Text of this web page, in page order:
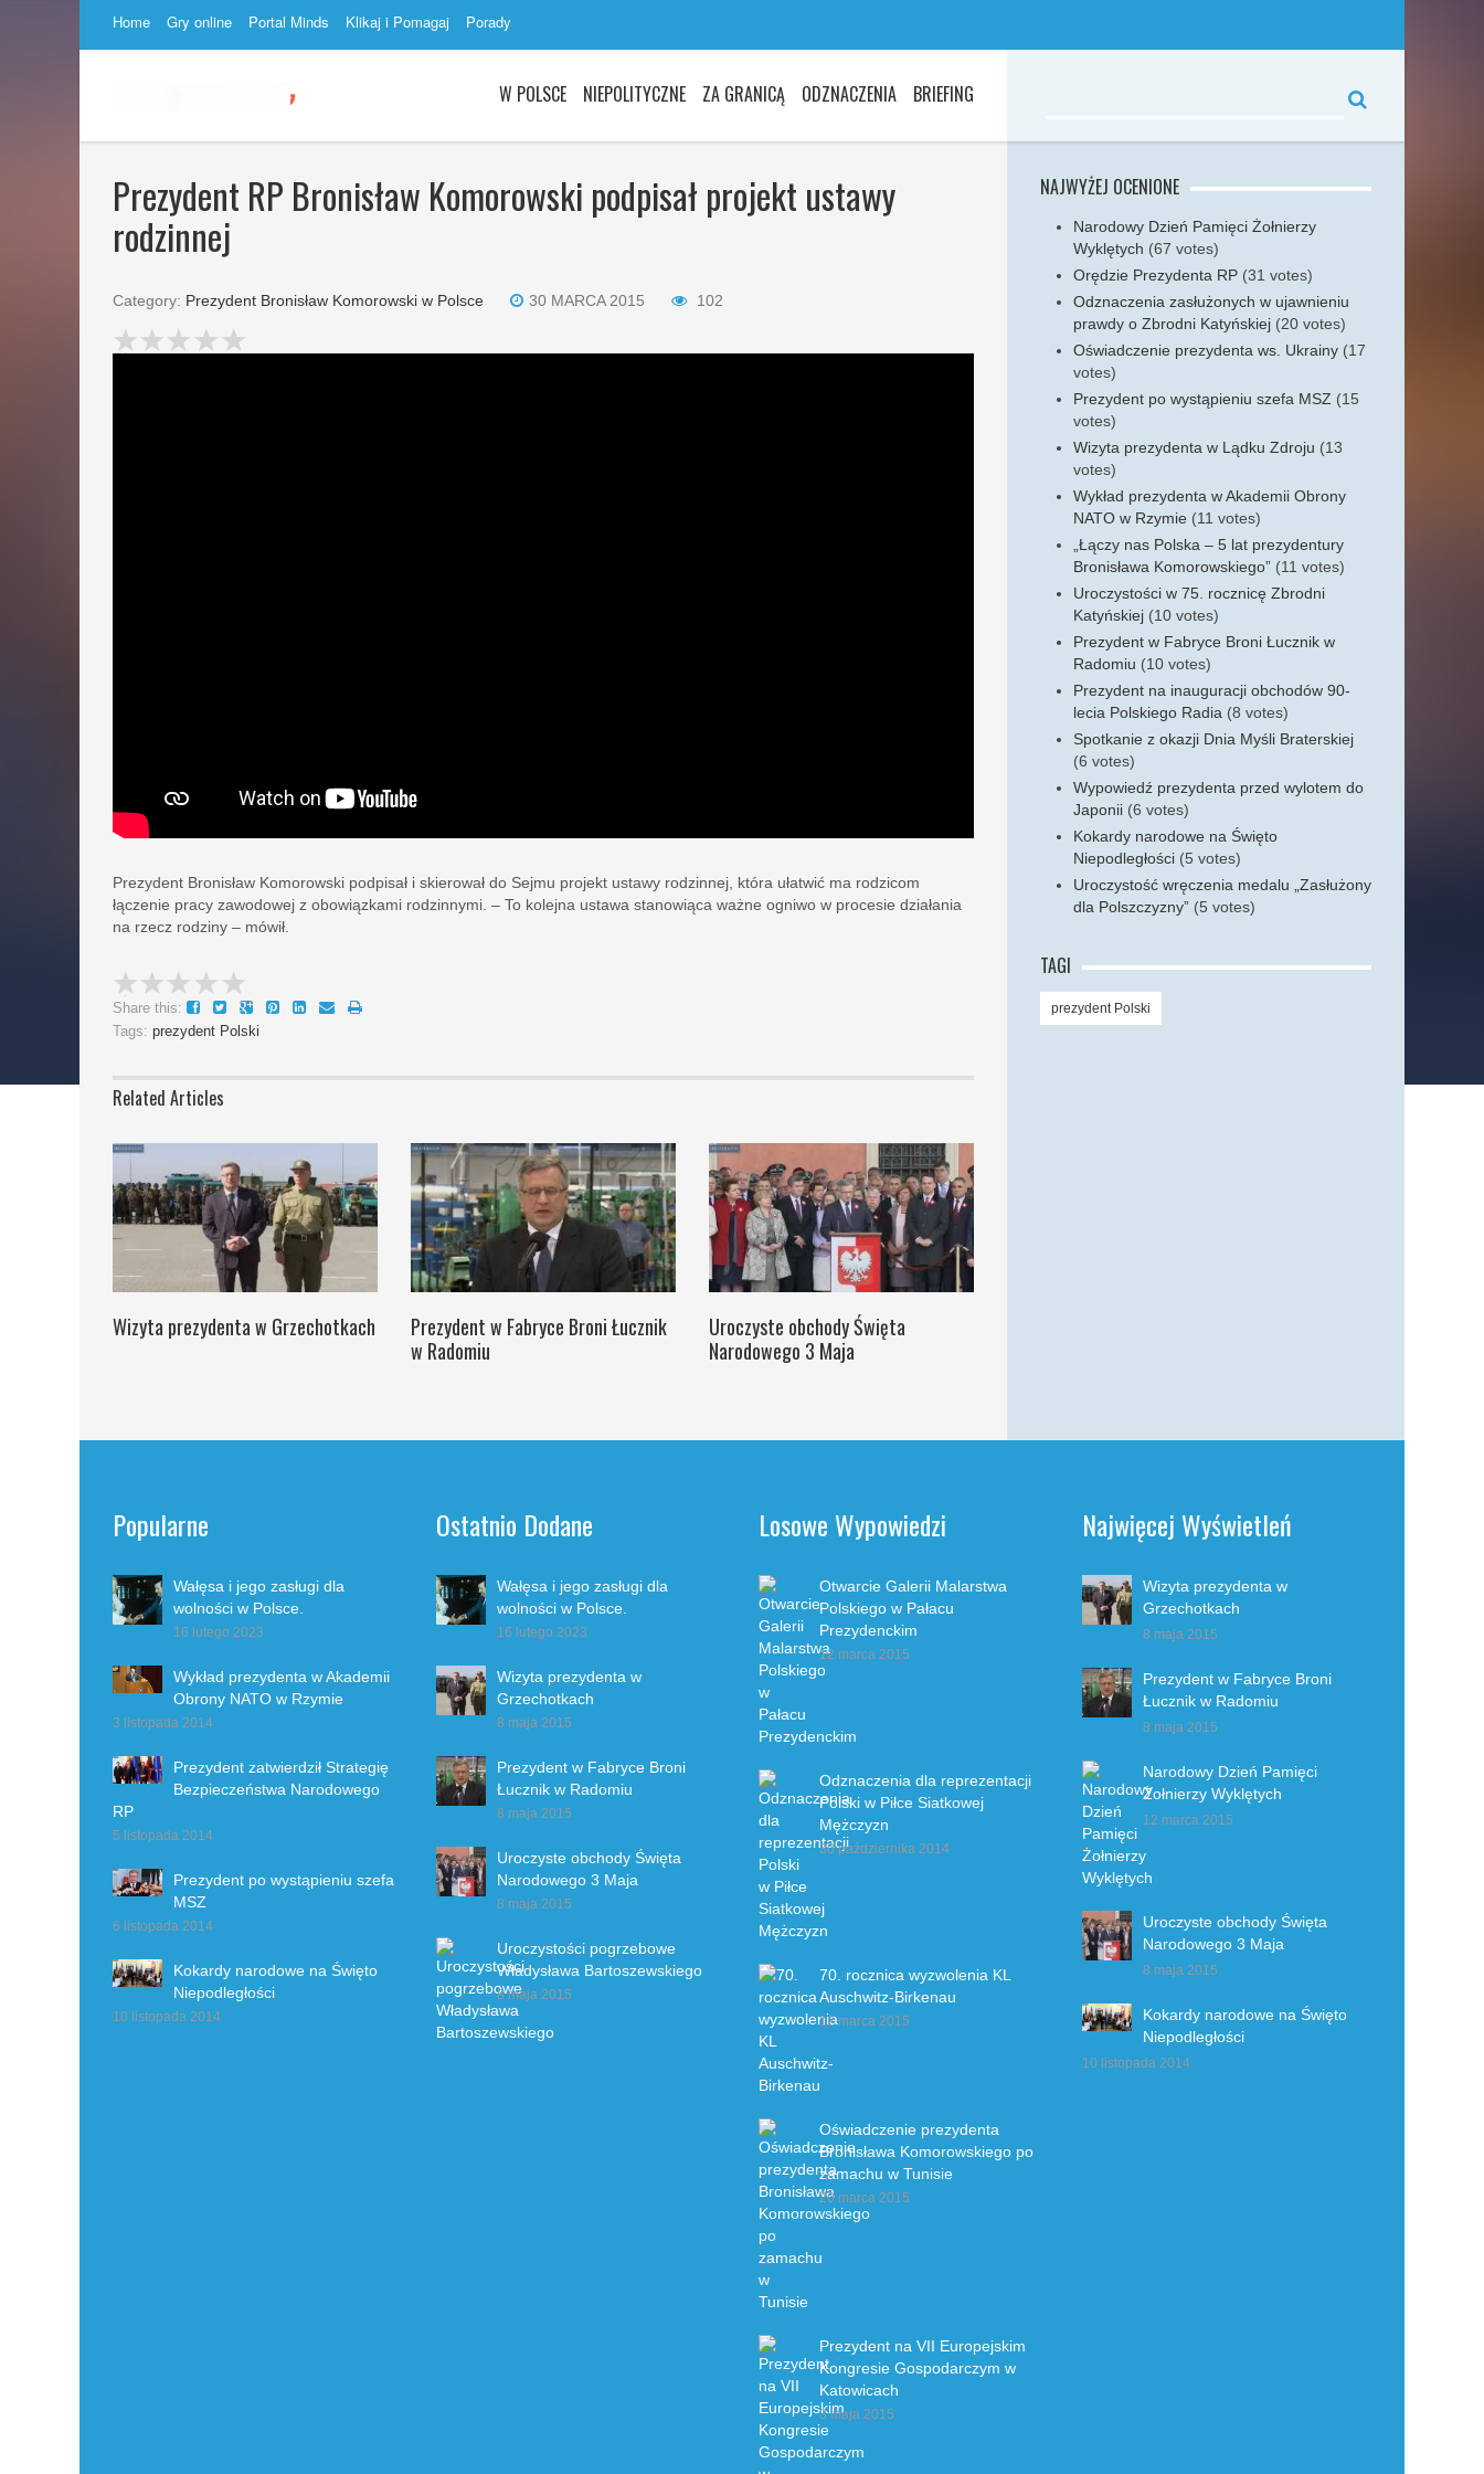
Home Gry online Portal Minds Klikaj i Pomagaj Porady
W POLSCE NIEPOLITYCZNE ZA GRANICĄ ODZNACZENIA BRIEFING
Prezydent RP Bronisław Komorowski podpisał projekt ustawy
rodzinnej
Category: Prezydent Bronisław Komorowski w Polsce 30 MARCA 2015 102
Prezydent Bronisław Komorowski podpisał i skierował do Sejmu projekt ustawy rodzinnej, która ułatwić ma rodzicom
łączenie pracy zawodowej z obowiązkami rodzinnymi. – To kolejna ustawa stanowiąca ważne ogniwo w procesie działania
na rzecz rodziny – mówił.
Share this:
Tags: prezydent Polski
Related Articles
Wizyta prezydenta w Grzechotkach
Prezydent w Fabryce Broni Łucznik
w Radomiu
Uroczyste obchody Święta
Narodowego 3 Maja
NAJWYŻEJ OCENIONE
Narodowy Dzień Pamięci Żołnierzy
Wyklętych (67 votes)
Orędzie Prezydenta RP (31 votes)
Odznaczenia zasłużonych w ujawnieniu
prawdy o Zbrodni Katyńskiej (20 votes)
Oświadczenie prezydenta ws. Ukrainy (17
votes)
Prezydent po wystąpieniu szefa MSZ (15
votes)
Wizyta prezydenta w Lądku Zdroju (13
votes)
Wykład prezydenta w Akademii Obrony
NATO w Rzymie (11 votes)
„Łączy nas Polska – 5 lat prezydentury
Bronisława Komorowskiego” (11 votes)
Uroczystości w 75. rocznicę Zbrodni
Katyńskiej (10 votes)
Prezydent w Fabryce Broni Łucznik w
Radomiu (10 votes)
Prezydent na inauguracji obchodów 90-
lecia Polskiego Radia (8 votes)
Spotkanie z okazji Dnia Myśli Braterskiej
(6 votes)
Wypowiedź prezydenta przed wylotem do
Japonii (6 votes)
Kokardy narodowe na Święto
Niepodległości (5 votes)
Uroczystość wręczenia medalu „Zasłużony
dla Polszczyzny” (5 votes)
TAGI
prezydent Polski
Popularne
Wałęsa i jego zasługi dla
wolności w Polsce.
16 lutego 2023
Wykład prezydenta w Akademii
Obrony NATO w Rzymie
3 listopada 2014
Prezydent zatwierdził Strategię
Bezpieczeństwa Narodowego
RP
5 listopada 2014
Prezydent po wystąpieniu szefa
MSZ
6 listopada 2014
Kokardy narodowe na Święto
Niepodległości
10 listopada 2014
Ostatnio Dodane
Wałęsa i jego zasługi dla
wolności w Polsce.
16 lutego 2023
Wizyta prezydenta w
Grzechotkach
8 maja 2015
Prezydent w Fabryce Broni
Łucznik w Radomiu
8 maja 2015
Uroczyste obchody Święta
Narodowego 3 Maja
8 maja 2015
Uroczystości pogrzebowe
Władysława Bartoszewskiego
8 maja 2015
Losowe Wypowiedzi
Otwarcie Galerii Malarstwa
Polskiego w Pałacu
Prezydenckim
12 marca 2015
Odznaczenia dla reprezentacji
Polski w Piłce Siatkowej
Mężczyzn
30 października 2014
70. rocznica wyzwolenia KL
Auschwitz-Birkenau
12 marca 2015
Oświadczenie prezydenta
Bronisława Komorowskiego po
zamachu w Tunisie
20 marca 2015
Prezydent na VII Europejskim
Kongresie Gospodarczym w
Katowicach
3 maja 2015
Najwięcej Wyświetleń
Wizyta prezydenta w
Grzechotkach
8 maja 2015
Prezydent w Fabryce Broni
Łucznik w Radomiu
8 maja 2015
Narodowy Dzień Pamięci
Żołnierzy Wyklętych
12 marca 2015
Uroczyste obchody Święta
Narodowego 3 Maja
8 maja 2015
Kokardy narodowe na Święto
Niepodległości
10 listopada 2014